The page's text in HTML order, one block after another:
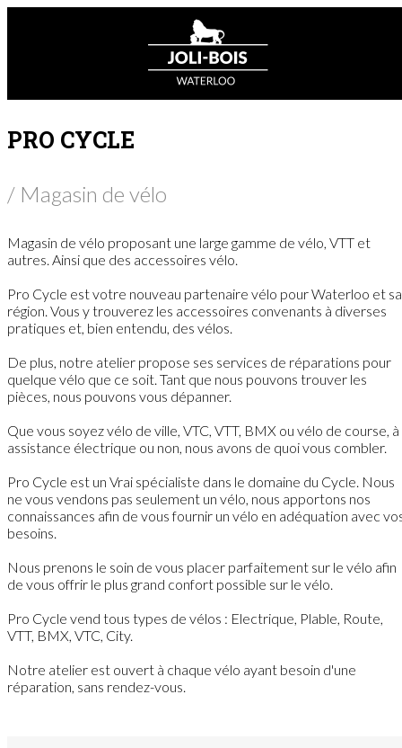
PRO CYCLE
/ Magasin de vélo
Magasin de vélo proposant une large gamme de vélo, VTT et
autres. Ainsi que des accessoires vélo.
Pro Cycle est votre nouveau partenaire vélo pour Waterloo et sa
région. Vous y trouverez les accessoires convenants à diverses
pratiques et, bien entendu, des vélos.
De plus, notre atelier propose ses services de réparations pour
quelque vélo que ce soit. Tant que nous pouvons trouver les
pièces, nous pouvons vous dépanner.
Que vous soyez vélo de ville, VTC, VTT, BMX ou vélo de course, à
assistance électrique ou non, nous avons de quoi vous combler.
Pro Cycle est un Vrai spécialiste dans le domaine du Cycle. Nous
ne vous vendons pas seulement un vélo, nous apportons nos
connaissances afin de vous fournir un vélo en adéquation avec
besoins.
Nous prenons le soin de vous placer parfaitement sur le vélo afin
de vous offrir le plus grand confort possible sur le vélo.
Pro Cycle vend tous types de vélos : Electrique, Plable, Route,
VTT, BMX, VTC, City.
Notre atelier est ouvert à chaque vélo ayant besoin d'une
réparation, sans rendez-vous.